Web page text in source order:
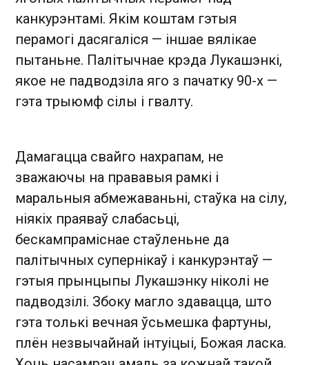
канкурэнтамі. Якім коштам гэтыя
перамогі дасягаліся — іншае вялікае
пытаньне. Палітычнае крэда Лукашэнкі,
якое не падводзіла яго з пачатку 90-х —
гэта трыюмф сілы і гвалту.
Дамагацца свайго нахрапам, не
зважаючы на прававыя рамкі і
маральныя абмежаваньні, стаўка на сілу,
ніякіх праяваў слабасьці,
бескампраміснае стаўленьне да
палітычных супернікаў і канкурэнтаў —
гэтыя прынцыпы Лукашэнку ніколі не
падводзілі. Збоку магло здавацца, што
гэта толькі вечная ўсьмешка фартуны,
плён незвычайнай інтуіцыі, Божая ласка.